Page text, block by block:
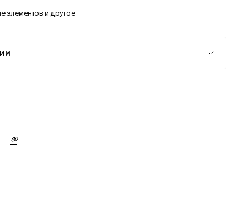
элементов и другое